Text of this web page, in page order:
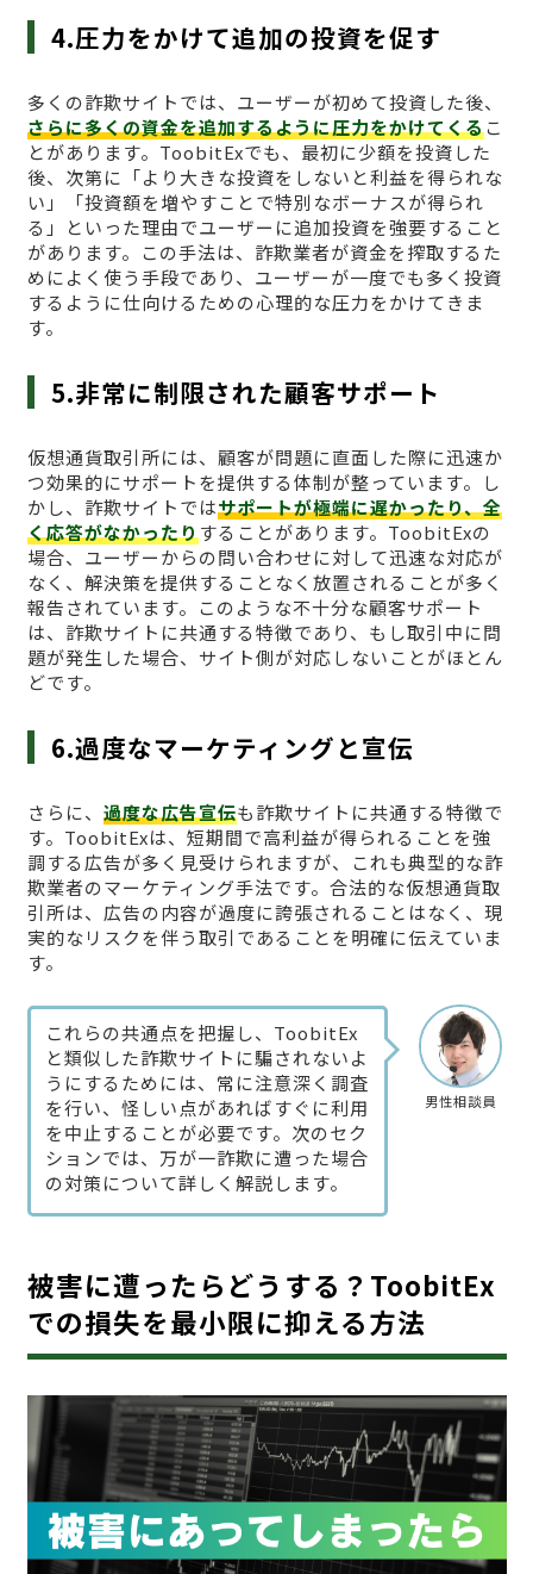
4.圧力をかけて追加の投資を促す
多くの詐欺サイトでは、ユーザーが初めて投資した後、
さらに多くの資金を追加するように圧力をかけてくるこ
とがあります。ToobitExでも、最初に少額を投資した
後、次第に「より大きな投資をしないと利益を得られな
い」「投資額を増やすことで特別なボーナスが得られ
る」といった理由でユーザーに追加投資を強要すること
があります。この手法は、詐欺業者が資金を搾取するた
めによく使う手段であり、ユーザーが一度でも多く投資
するように仕向けるための心理的な圧力をかけてきま
す。
5.非常に制限された顧客サポート
仮想通貨取引所には、顧客が問題に直面した際に迅速か
つ効果的にサポートを提供する体制が整っています。し
かし、詐欺サイトではサポートが極端に遅かったり、全
く応答がなかったりすることがあります。ToobitExの
場合、ユーザーからの問い合わせに対して迅速な対応が
なく、解決策を提供することなく放置されることが多く
報告されています。このような不十分な顧客サポート
は、詐欺サイトに共通する特徴であり、もし取引中に問
題が発生した場合、サイト側が対応しないことがほとん
どです。
6.過度なマーケティングと宣伝
さらに、 過度な広告宣伝も詐欺サイトに共通する特徴で
す。ToobitExは、短期間で高利益が得られることを強
調する広告が多く見受けられますが、これも典型的な詐
欺業者のマーケティング手法です。合法的な仮想通貨取
引所は、広告の内容が過度に誇張されることはなく、現
実的なリスクを伴う取引であることを明確に伝えていま
す。
男性相談員
これらの共通点を把握し、ToobitEx
と類似した詐欺サイトに騙されないよ
うにするためには、常に注意深く調査
を行い、怪しい点があればすぐに利用
を中止することが必要です。次のセク
ションでは、万が一詐欺に遭った場合
の対策について詳しく解説します。
被害に遭ったらどうする？ToobitEx
での損失を最小限に抑える方法